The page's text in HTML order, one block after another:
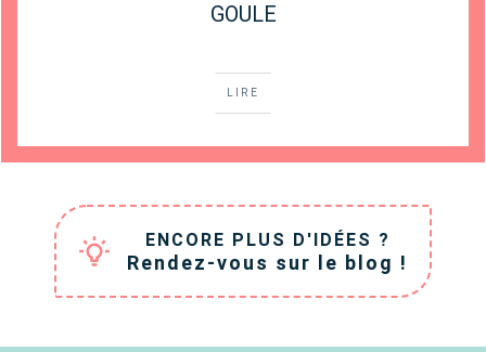
GOULE
LIRE
ENCORE PLUS D'IDÉES ?
Rendez-vous sur le blog !